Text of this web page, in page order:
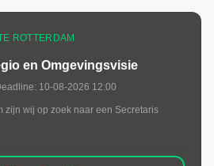
ROTTERDAM
en Omgevingsvisie
10-08-2026 12:00
zijn wij op zoek naar een Secretaris